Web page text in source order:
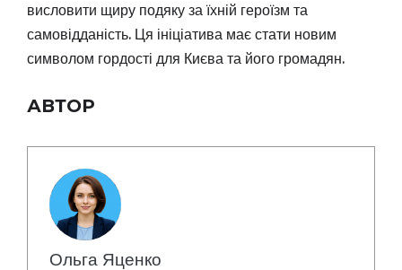
висловити щиру подяку за їхній героїзм та
самовідданість. Ця ініціатива має стати новим
символом гордості для Києва та його громадян.
АВТОР
Ольга Яценко